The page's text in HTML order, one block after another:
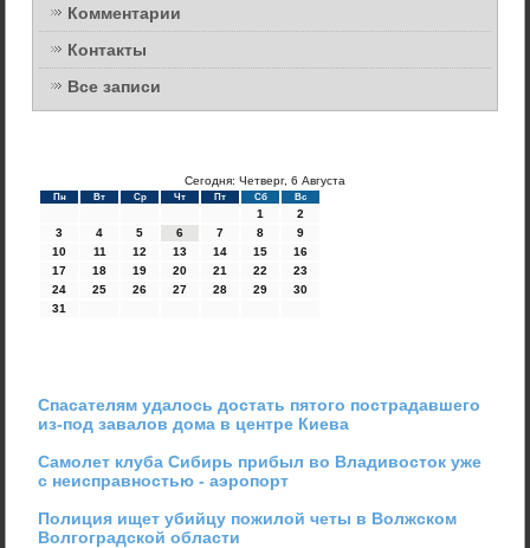
Комментарии
Контакты
Все записи
Сегодня: Четверг, 6 Августа
Пн Вт Ср Чт Пт Сб Вс
1
2
3
4 5 6 7 8
9
10
11 12 13 14 15
16
17
18 19 20 21 22
23
24
25 26 27 28 29
30
31
Спасателям удалось достать пятого пострадавшего
из-под завалов дома в центре Киева
Самолет клуба Сибирь прибыл во Владивосток уже
с неисправностью - аэропорт
Полиция ищет убийцу пожилой четы в Волжском
Волгоградской области